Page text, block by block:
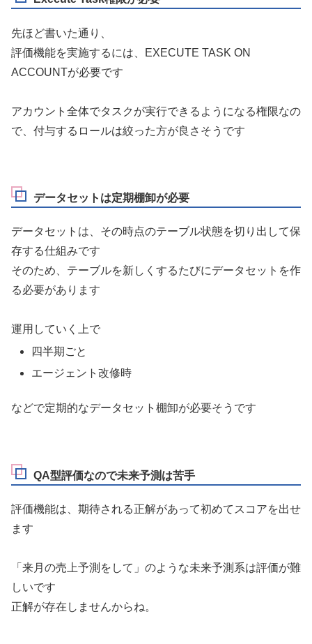
先ほど書いた通り、
評価機能を実施するには、EXECUTE TASK ON
ACCOUNTが必要です
アカウント全体でタスクが実行できるようになる権限なの
で、付与するロールは絞った方が良さそうです
データセットは定期棚卸が必要
データセットは、その時点のテーブル状態を切り出して保
存する仕組みです
そのため、テーブルを新しくするたびにデータセットを作
る必要があります
運用していく上で
四半期ごと
エージェント改修時
などで定期的なデータセット棚卸が必要そうです
QA型評価なので未来予測は苦手
評価機能は、期待される正解があって初めてスコアを出せ
ます
「来月の売上予測をして」のような未来予測系は評価が難
しいです
正解が存在しませんからね。